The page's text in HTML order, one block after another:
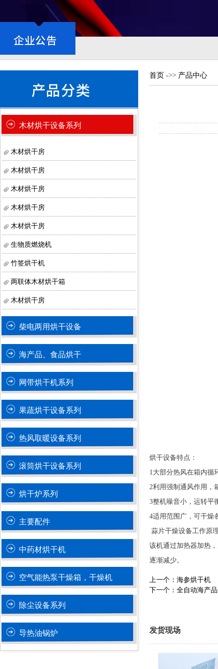
木材烘干设备系列
木材烘干房
木材烘干房
木材烘干房
木材烘干房
木材烘干房
生物质燃烧机
竹签烘干机
两联体木材烘干箱
木材烘干房
柴电两用烘干设备
海产品、食品烘干
网带烘干机系列
果蔬烘干设备系列
热风取暖设备系列
滚筒烘干设备系列
烘干炉系列
主要配件
中药材烘干机
空气能热泵干燥箱，干燥机
除尘设备系列
导热油锅炉
首页 ->> 产品中心
烘干设备特点：
1大部分热风在箱内循
2利用强制通风作用，
3整机噪音小，运转平
4适用范围广，可干燥
蒜片干燥设备工作原
该机通过加热器加热
逐渐减少。
上一个：海参烘干机
下一个：全自动海产
发货现场